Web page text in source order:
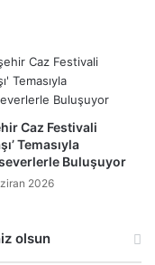
Caz Festivali
Temasıyla
Buluşuyor
2026
olsun